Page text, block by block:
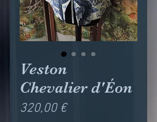
Veston
Chevalier d'Éon
320,00 €Prix